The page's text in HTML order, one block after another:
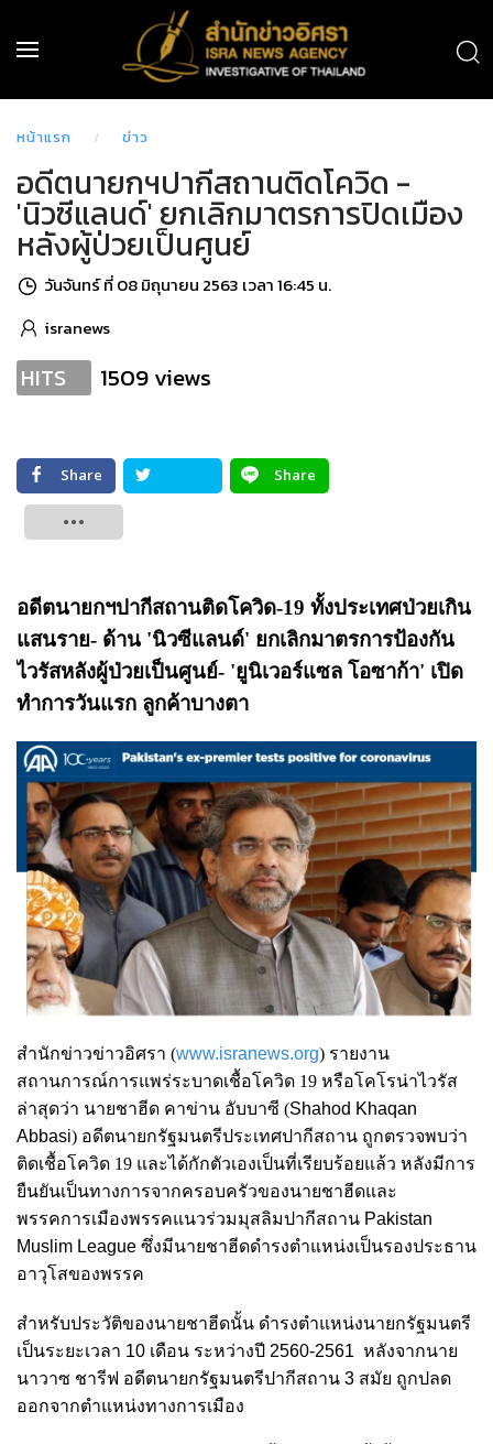
หน้าแรก ข่าว
อดีตนายกฯปากีสถานติดโควิด -
'นิวซีแลนด์' ยกเลิกมาตรการปิดเมือง
หลังผู้ป่วยเป็นศูนย์
วันจันทร์ ที่ 08 มิถุนายน 2563 เวลา 16:45 น.
isranews
HITS 1509 views
Share
Share
อดีตนายกฯปากีสถานติดโควิด-19 ทั้งประเทศป่วยเกิน
แสนราย- ด้าน 'นิวซีแลนด์' ยกเลิกมาตรการป้องกัน
ไวรัสหลังผู้ป่วยเป็นศูนย์- 'ยูนิเวอร์แซล โอซาก้า' เปิด
ทำการวันแรก ลูกค้าบางตา
สำนักข่าวข่าวอิศรา (www.isranews.org) รายงาน
สถานการณ์การแพร่ระบาดเชื้อโควิด 19 หรือโคโรน่าไวรัส
ล่าสุดว่า นายชาฮีด คาข่าน อับบาซี (Shahod Khaqan
Abbasi) อดีตนายกรัฐมนตรีประเทศปากีสถาน ถูกตรวจพบว่า
ติดเชื้อโควิด 19 และได้กักตัวเองเป็นที่เรียบร้อยแล้ว หลังมีการ
ยืนยันเป็นทางการจากครอบครัวของนายชาฮีดและ
พรรคการเมืองพรรคแนวร่วมมุสลิมปากีสถาน Pakistan
Muslim League ซึ่งมีนายชาฮีดดำรงตำแหน่งเป็นรองประธาน
อาวุโสของพรรค
สำหรับประวัติของนายชาฮีดนั้น ดำรงตำแหน่งนายกรัฐมนตรี
เป็นระยะเวลา 10 เดือน ระหว่างปี 2560-2561 หลังจากนาย
นาวาซ ชารีฟ อดีตนายกรัฐมนตรีปากีสถาน 3 สมัย ถูกปลด
ออกจากตำแหน่งทางการเมือง